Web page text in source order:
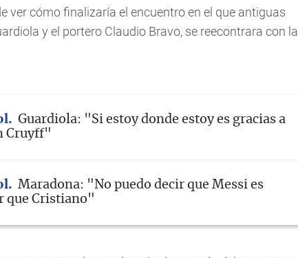
ver cómo finalizaría el encuentro en el que antiguas
y el portero Claudio Bravo, se reecontrara con la
Guardiola: "Si estoy donde estoy es gracias a
Cruyff"
Maradona: "No puedo decir que Messi es
que Cristiano"